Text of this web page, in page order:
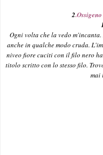
2
Ogni volta che la vedo
anche in qualche modo cruda.
niveo fiore cuciti con il filo nero
titolo scritto con lo stesso filo.
mai